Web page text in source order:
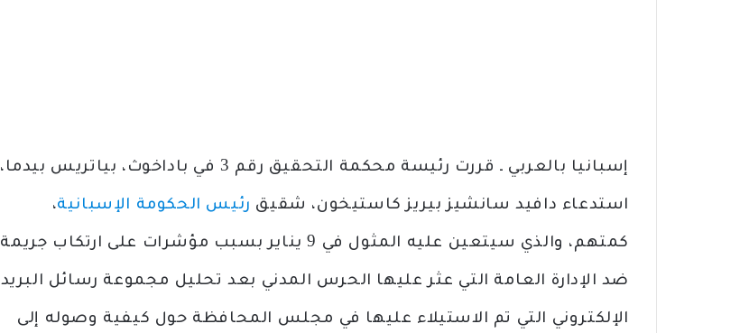
إسبانيا بالعربي ـ قررت رئيسة محكمة التحقيق رقم 3 في باداخوث، بياتريس بيدما،
استدعاء دافيد سانشيز بيريز كاستيخون، شقيق رئيس الحكومة الإسبانية،
كمتهم، والذي سيتعين عليه المثول في 9 يناير بسبب مؤشرات على ارتكاب جريمة
ضد الإدارة العامة التي عثر عليها الحرس المدني بعد تحليل مجموعة رسائل البريد
الإلكتروني التي تم الاستيلاء عليها في مجلس المحافظة حول كيفية وصوله إلى